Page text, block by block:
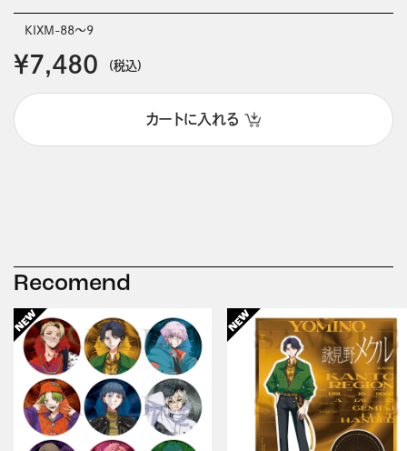
KIXM-88～9
￥7,480 (税込)
カートに入れる
Recomend